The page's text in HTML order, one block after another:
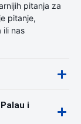
pitanja za
pitanje,
ili nas
i